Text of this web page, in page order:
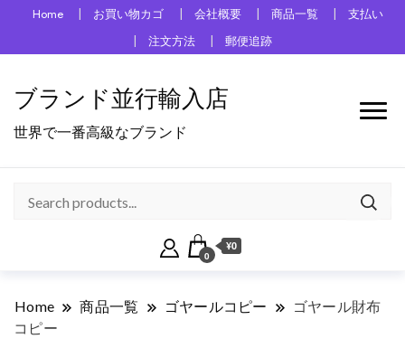
Home お買い物カゴ 会社概要 商品一覧
支払い
注文方法
郵便追跡
ブランド並行輸入店
世界で一番高級なブランド
0
¥0
Home 商品一覧 ゴヤールコピー
ゴヤール財布
コピー